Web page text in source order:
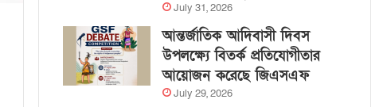
July 31, 2026
আন্তর্জাতিক আদিবাসী দিবস
উপলক্ষ্যে বিতর্ক প্রতিযোগীতার
আয়োজন করেছে জিএসএফ
July 29, 2026